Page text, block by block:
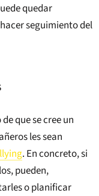
quedar
seguimiento del
que se cree un
les sean
. En concreto, si
pueden,
o planificar